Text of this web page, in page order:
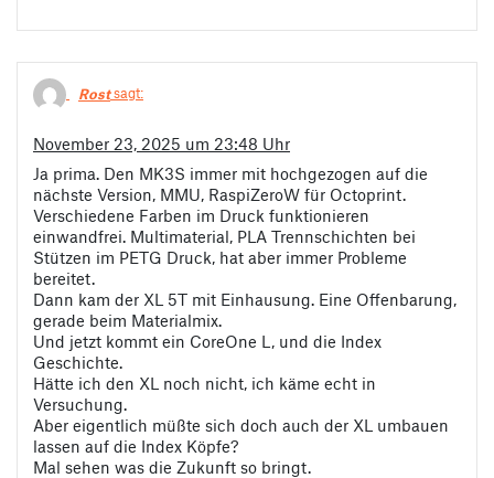
Rostsagt:
November 23, 2025 um 23:48 Uhr
Ja prima. Den MK3S immer mit hochgezogen auf die
nächste Version, MMU, RaspiZeroW für Octoprint.
Verschiedene Farben im Druck funktionieren
einwandfrei. Multimaterial, PLA Trennschichten bei
Stützen im PETG Druck, hat aber immer Probleme
bereitet.
Dann kam der XL 5T mit Einhausung. Eine Offenbarung,
gerade beim Materialmix.
Und jetzt kommt ein CoreOne L, und die Index
Geschichte.
Hätte ich den XL noch nicht, ich käme echt in
Versuchung.
Aber eigentlich müßte sich doch auch der XL umbauen
lassen auf die Index Köpfe?
Mal sehen was die Zukunft so bringt.